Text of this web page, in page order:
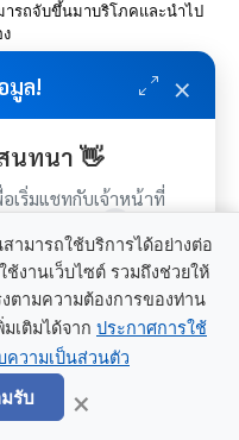
ารถจับขึ้นมาบริโภคและนำไป
ดูรายละเอียด >>
มูล! ×
นทนา 👋
เริ่มแชทกับเจ้าหน้าที่
ชท
ามารถใช้บริการได้อย่างต่อ
งานเว็บไซต์ รวมถึงช่วยให้
งตามความต้องการของท่าน
เติมได้จาก ประกาศการใช้
ความเป็นส่วนตัว
รับ ×